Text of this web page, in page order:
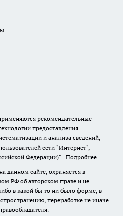
рекомендательные
предоставления
и анализа сведений,
сети "Интернет",
Федерации)". Подробнее
данном сайте, охраняется в
РФ об авторском праве и не
в какой бы то ни было форме, в
переработке не иначе